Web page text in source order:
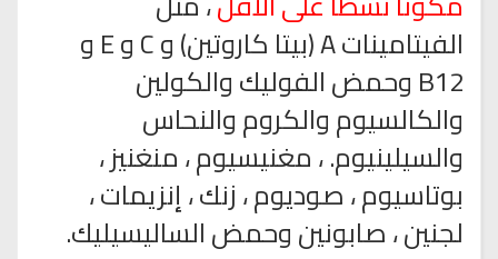
الفيتامينات A (بيتا كاروتين) و C و E و
B12 وحمض الفوليك والكولين
والكالسيوم والكروم والنحاس
والسيلينيوم. ، مغنيسيوم ، منغنيز ،
بوتاسيوم ، صوديوم ، زنك ، إنزيمات ،
لجنين ، صابونين وحمض الساليسيليك.